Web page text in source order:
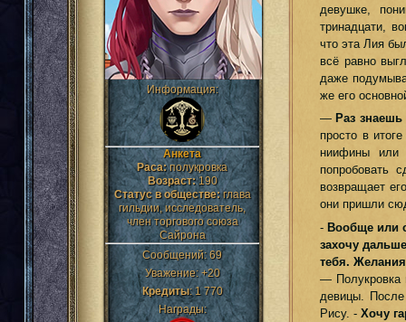
Информация:
Анкета
Раса:полукровка
Возраст:190
Статус в обществе:глава
гильдии, исследователь,
член торгового союза
Сайрона
Сообщений:69
Уважение: +20
Кредиты:1 770
Награды:
девушке,
тринадцати,
что эта Лия
всё равно
даже
же его
— Раз
просто в
ниифины или
попробовать
возвращает
они пришли
- Вообще или
захочу
тебя.
— Полукровка
девицы.
Рису. - Хочу